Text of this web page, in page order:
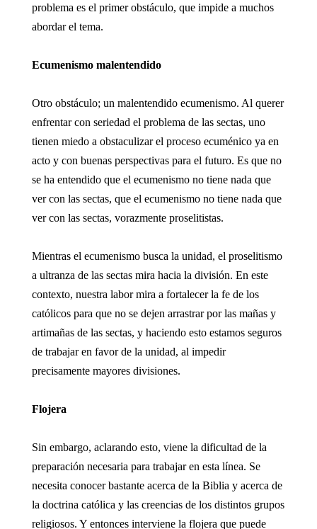
problema es el primer obstáculo, que impide a muchos
abordar el tema.
Ecumenismo malentendido
Otro obstáculo; un malentendido ecumenismo. Al querer
enfrentar con seriedad el problema de las sectas, uno
tienen miedo a obstaculizar el proceso ecuménico ya en
acto y con buenas perspectivas para el futuro. Es que no
se ha entendido que el ecumenismo no tiene nada que
ver con las sectas, que el ecumenismo no tiene nada que
ver con las sectas, vorazmente proselitistas.
Mientras el ecumenismo busca la unidad, el proselitismo
a ultranza de las sectas mira hacia la división. En este
contexto, nuestra labor mira a fortalecer la fe de los
católicos para que no se dejen arrastrar por las mañas y
artimañas de las sectas, y haciendo esto estamos seguros
de trabajar en favor de la unidad, al impedir
precisamente mayores divisiones.
Flojera
Sin embargo, aclarando esto, viene la dificultad de la
preparación necesaria para trabajar en esta línea. Se
necesita conocer bastante acerca de la Biblia y acerca de
la doctrina católica y las creencias de los distintos grupos
religiosos. Y entonces interviene la flojera que puede